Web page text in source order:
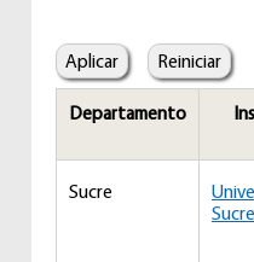
Departamento
Sucre
Sucre